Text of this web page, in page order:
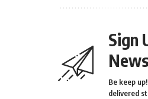
Sign
Be keep
delivered